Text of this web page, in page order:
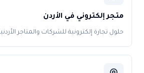
متجر إلكتروني في الأردن
حلول تجارة إلكترونية للشركات والمتاجر